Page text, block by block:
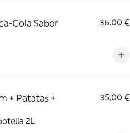
Cola Sabor
36,00 €
+ Patatas +
35,00 €
2L.